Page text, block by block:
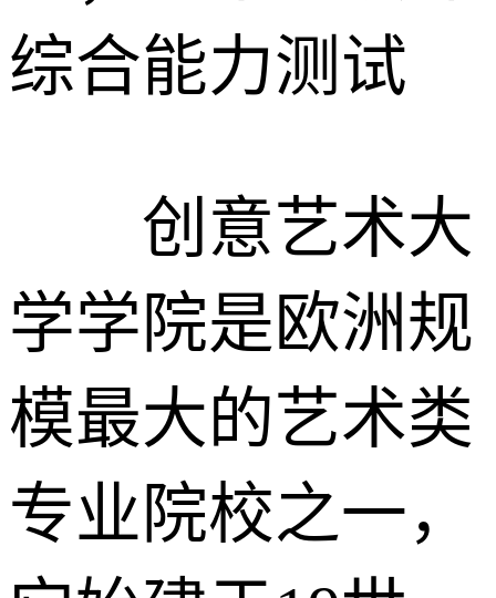
综合能力测试
创意艺术大
学学院是欧洲规
模最大的艺术类
专业院校之一，